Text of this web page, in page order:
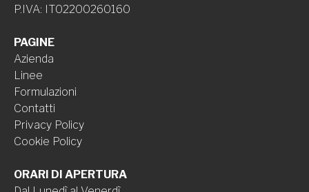
P.IVA: IT02200260160
PAGINE
Azienda
Linee
Formulazioni
Contatti
Privacy Policy
Cookie Policy
ORARI DI APERTURA